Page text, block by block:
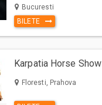
Bucuresti
BILETE
Karpatia Horse Show
Floresti, Prahova